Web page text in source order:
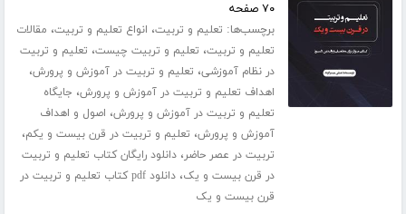
۷۰ صفحه
برچسب‌ها: تعلیم و تربیت، انواع تعلیم و تربیت، مقالات
تعلیم و تربیت، تعلیم و تربیت چیست، تعلیم و تربیت
در نظام آموزشی، تعلیم و تربیت در آموزش و پرورش،
اهداف تعلیم و تربیت در آموزش و پرورش، جایگاه
تعلیم و تربیت در آموزش و پرورش، اصول و اهداف
آموزش و پرورش، تعلیم و تربیت در قرن بیست و یکم،
تربیت در عصر حاضر،دانلود رایگان کتاب تعلیم و تربیت
در قرن بیست و یک،
دانلود pdf کتاب تعلیم و تربیت در
قرن بیست و یک